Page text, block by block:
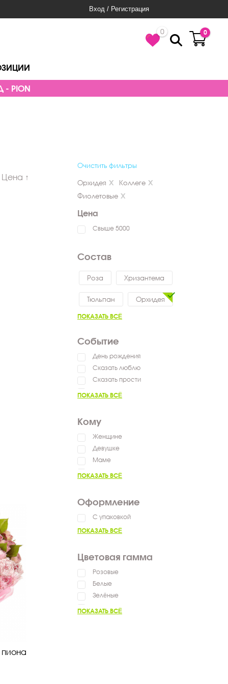
Вход / Регистрация
0 0
PION
Цена ↑
пиона
Очистить фильтры
Орхидея
Коллеге
Фиолетовые
Цена
Свыше 5000
Состав
Роза Хризантема
Тюльпан Орхидея
ПОКАЗАТЬ ВСЁ
Событие
День рождения
Сказать люблю
Сказать прости
Сказать спасибо
ПОКАЗАТЬ ВСЁ
Кому
Женщине
Девушке
Маме
Мужчине
ПОКАЗАТЬ ВСЁ
Оформление
С упаковкой
ПОКАЗАТЬ ВСЁ
Цветовая гамма
Розовые
Белые
Зелёные
ПОКАЗАТЬ ВСЁ